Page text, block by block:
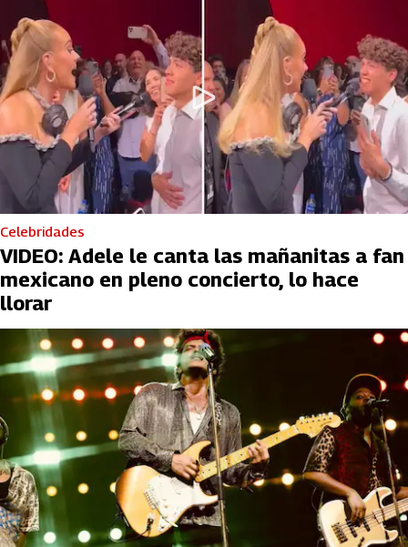
Celebridades
VIDEO: Adele le canta las mañanitas a fan
mexicano en pleno concierto, lo hace
llorar